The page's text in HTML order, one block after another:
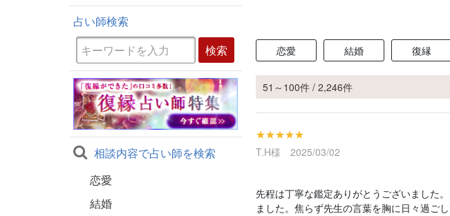
占い師検索
相談内容で占い師を検索
恋愛
結婚
恋愛 結婚 復縁
51～100件 / 2,246件
★★★★★
T.H様 2025/03/02
先程は丁寧な鑑定ありがとうございました
ました。焦らず先生の言葉を胸に日々過ご